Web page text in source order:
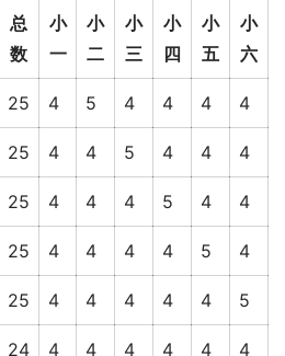
总
数
小
一
小
二
小
三
小
四
小
五
小
六
25 4 5 4 4 4 4
25 4 4 5 4 4 4
25 4 4 4 5 4 4
25 4 4 4 4 5 4
25 4 4 4 4 4 5
24 4 4 4 4 4 4